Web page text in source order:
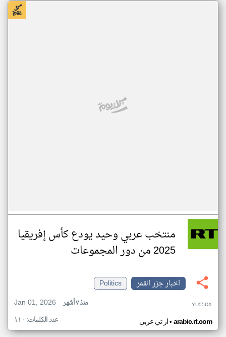
منتخب عربي وحيد يودع كأس إفريقيا
2025 من دور المجموعات
اخبار جزر القمر
Politics
Jan 01, 2026
منذ ٧ أشهر YU55DX
ار تي عربي• arabic.rt.com عدد الكلمات: ١١٠